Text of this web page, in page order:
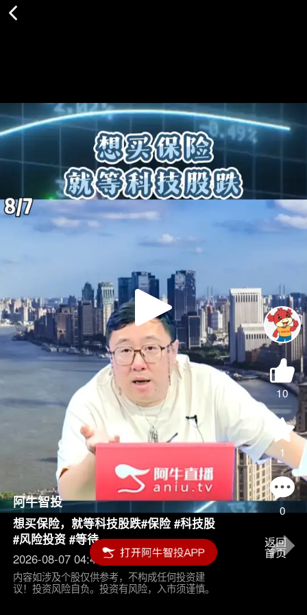
Play
Video
10
1
0
阿牛智投
想买保险，就等科技股跌#保险 #科技股
#风险投资 #等待
2026-08-07 04:45
内容如涉及个股仅供参考，不构成任何投资建
议！投资风险自负。投资有风险，入市须谨慎。